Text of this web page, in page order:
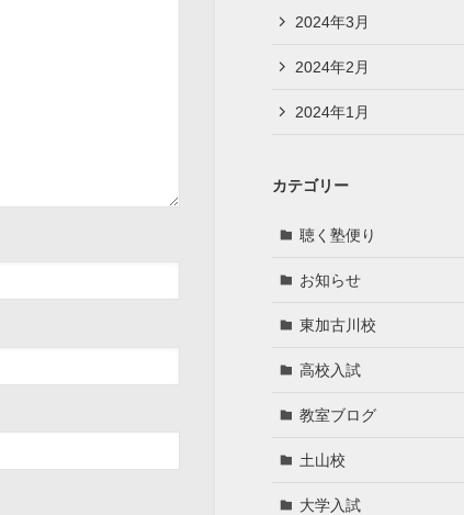
2024年3月
2024年2月
2024年1月
カテゴリー
聴く塾便り
お知らせ
東加古川校
高校入試
教室ブログ
土山校
大学入試